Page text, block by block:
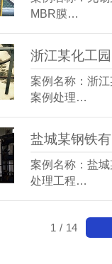
MBR膜…
浙江某化工
案例名称：浙
案例处理…
案例名称：盐
处理工程…
1 / 14